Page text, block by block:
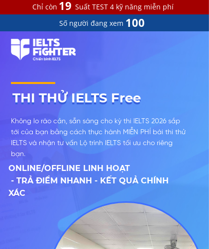
19
Chỉ còn Suất TEST 4 kỹ năng miễn phí
100
Số người đang xem
THI THỬ IELTS Free
THI THỬ IELTS Free
Không lo rào cản, sẵn sàng cho kỳ thi IELTS 2026 sắp
tới của bạn bằng cách thực hành MIỄN PHÍ bài thi thử
IELTS và nhận tư vấn Lộ trình IELTS tối ưu cho riêng
bạn.
ONLINE/OFFLINE LINH HOẠT
- TRẢ ĐIỂM NHANH - KẾT QUẢ CHÍNH
XÁC